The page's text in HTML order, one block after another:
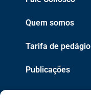
Quem somos
Tarifa de pedágio
Publicações
EPR